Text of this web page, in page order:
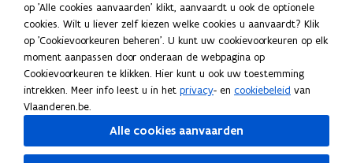
Spellingregels
Tips voor duidelijke taal
Bekijk ook
Spellingtests
Boek- en webwijzer
op 'Alle cookies aanvaarden' klikt, aanvaardt u ook de optionele
cookies. Wilt u liever zelf kiezen welke cookies u aanvaardt? Klik
op 'Cookievoorkeuren beheren'. U kunt uw cookievoorkeuren op elk
moment aanpassen door onderaan de webpagina op
Cookievoorkeuren te klikken. Hier kunt u ook uw toestemming
intrekken. Meer info leest u in het privacy- en cookiebeleid van
Vlaanderen.be.
Alle cookies aanvaarden